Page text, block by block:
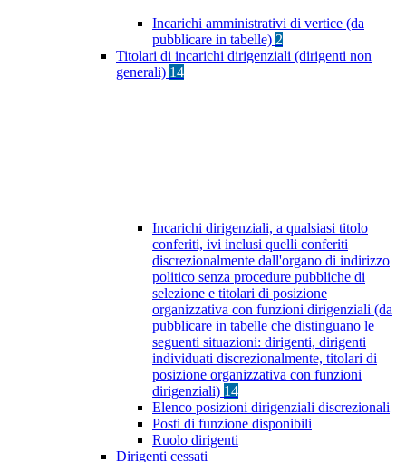
Incarichi amministrativi di vertice (da
pubblicare in tabelle) 2
Titolari di incarichi dirigenziali (dirigenti non
generali) 14
Incarichi dirigenziali, a qualsiasi titolo
conferiti, ivi inclusi quelli conferiti
discrezionalmente dall'organo di indirizzo
politico senza procedure pubbliche di
selezione e titolari di posizione
organizzativa con funzioni dirigenziali (da
pubblicare in tabelle che distinguano le
seguenti situazioni: dirigenti, dirigenti
individuati discrezionalmente, titolari di
posizione organizzativa con funzioni
dirigenziali) 14
Elenco posizioni dirigenziali discrezionali
Posti di funzione disponibili
Ruolo dirigenti
Dirigenti cessati